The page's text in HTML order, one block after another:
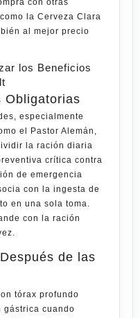
con otras
la Cerveza Clara
al mejor precio
los Beneficios
Obligatorias
especialmente
el Pastor Alemán,
la ración diaria
crítica contra
de emergencia
con la ingesta de
en una sola toma.
con la ración
de las
tórax profundo
gástrica cuando